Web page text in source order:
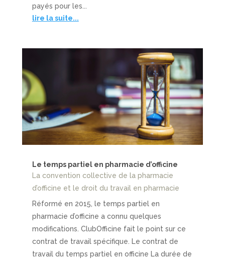
payés pour les...
lire la suite...
Le temps partiel en pharmacie d’officine
La convention collective de la pharmacie
d’officine et le droit du travail en pharmacie
Réformé en 2015, le temps partiel en
pharmacie d’officine a connu quelques
modifications. ClubOfficine fait le point sur ce
contrat de travail spécifique. Le contrat de
travail du temps partiel en officine La durée de